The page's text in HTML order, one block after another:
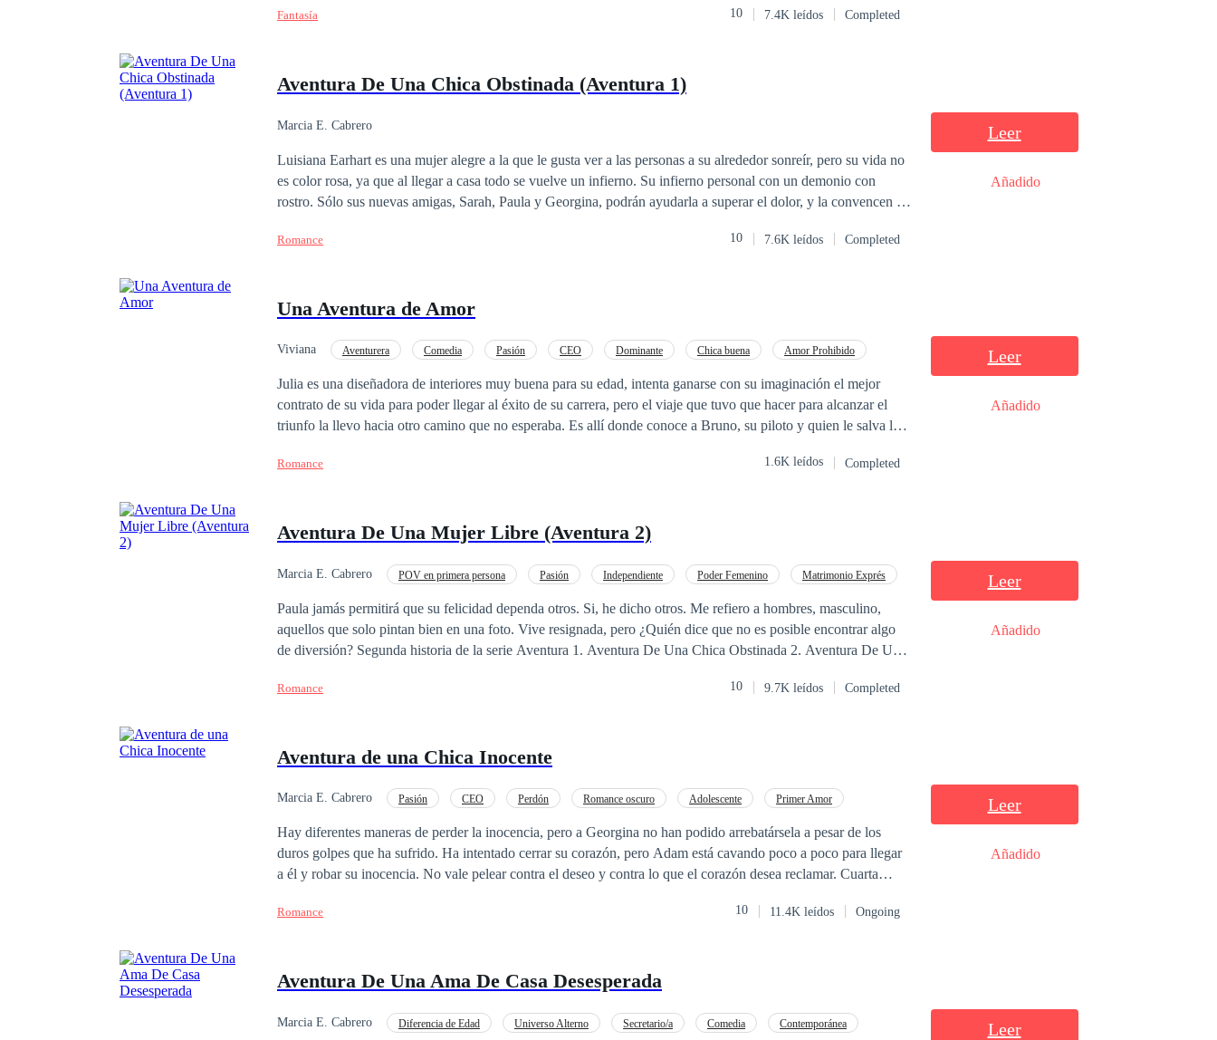
Ante cualquier tipo de plagio, se tomarán las medidas necesarias. © Todos los derechos reservados
Fantasía 10 7.4K leídos Completed
Aventura De Una Chica Obstinada (Aventura 1)
Marcia E. Cabrero
Luisiana Earhart es una mujer alegre a la que le gusta ver a las personas a su alrededor sonreír, pero su vida no
es color rosa, ya que al llegar a casa todo se vuelve un infierno. Su infierno personal con un demonio con
rostro. Sólo sus nuevas amigas, Sarah, Paula y Georgina, podrán ayudarla a superar el dolor, y la convencen de
Aventura de una Mujer Libre 3. Aventura de una Ama de Casa Desesperada 4. Aventura de una Chica
Romance 10 7.6K leídos Completed
Leer
Añadido
Una Aventura de Amor
Viviana Aventurera Comedia Pasión CEO Dominante Chica buena Amor Prohibido
Julia es una diseñadora de interiores muy buena para su edad, intenta ganarse con su imaginación el mejor
contrato de su vida para poder llegar al éxito de su carrera, pero el viaje que tuvo que hacer para alcanzar el
triunfo la llevo hacia otro camino que no esperaba. Es allí donde conoce a Bruno, su piloto y quien le salva la
medida que ambos comparten una experiencia que jamás olvidarían en un lugar remoto e inhóspito. Ambos
Romance 1.6K leídos Completed
Leer
Añadido
Aventura De Una Mujer Libre (Aventura 2)
Marcia E. Cabrero POV en primera persona Pasión Independiente Poder Femenino
Matrimonio Exprés
Paula jamás permitirá que su felicidad dependa otros. Si, he dicho otros. Me refiero a hombres, masculino,
aquellos que solo pintan bien en una foto. Vive resignada, pero ¿Quién dice que no es posible encontrar algo
de diversión? Segunda historia de la serie Aventura 1. Aventura De Una Chica Obstinada 2. Aventura De Una
Romance 10 9.7K leídos Completed
Leer
Añadido
Aventura de una Chica Inocente
Marcia E. Cabrero Pasión CEO Perdón Romance oscuro Adolescente
Primer Amor
Hay diferentes maneras de perder la inocencia, pero a Georgina no han podido arrebatársela a pesar de los
duros golpes que ha sufrido. Ha intentado cerrar su corazón, pero Adam está cavando poco a poco para llegar
a él y robar su inocencia. No vale pelear contra el deseo y contra lo que el corazón desea reclamar. Cuarta
Romance 10 11.4K leídos Ongoing
Leer
Añadido
Aventura De Una Ama De Casa Desesperada
Marcia E. Cabrero Diferencia de Edad Universo Alterno Secretario/a Comedia
Contemporánea
Leer